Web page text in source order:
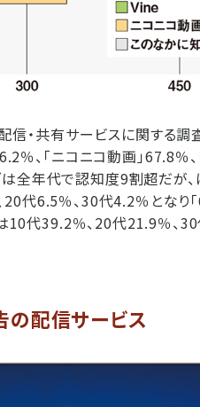
・共有サービスに関する調
％、「ニコニコ動画」67.8％
は全年代で認知度9割超だが
代6.5％、30代4.2％となり
10代39.2％、20代21.9％、
の配信サービス